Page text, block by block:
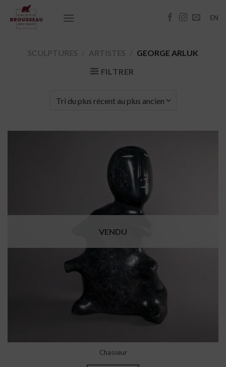
Passer
contenu
EN
SCULPTURES ARTISTES
GEORGE ARLUK
FILTRER
VENDU
Chasseur